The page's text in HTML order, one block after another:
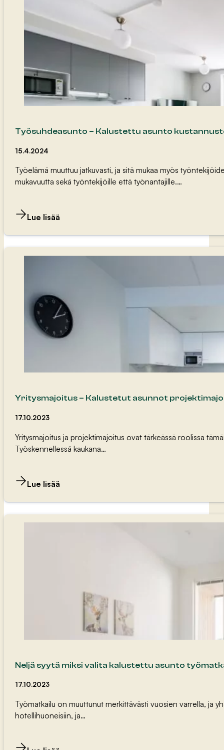
Työsuhdeasunto – Kalustettu asunto
15.4.2024
Työelämä muuttuu jatkuvasti, ja sitä mukaa myös
mukavuutta sekä työntekijöille että työnantajille.…
Lue lisää
Yritysmajoitus – Kalustetut asunnot
17.10.2023
Yritysmajoitus ja projektimajoitus ovat tärkeässä roolissa
Työskennellessä kaukana…
Lue lisää
Neljä syytä miksi valita kalustettu asunto
17.10.2023
Työmatkailu on muuttunut merkittävästi vuosien varrella, ja
hotellihuoneisiin, ja…